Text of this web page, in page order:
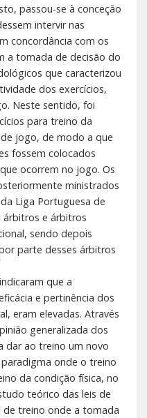
passou-se à conceção
intervir nas
concordância com os
a tomada de decisão do
que caracterizou
dos exercícios,
Neste sentido, foi
para treino da
jogo, de modo a que
fossem colocados
ocorrem no jogo. Os
ministrados
Liga Portuguesa de
árbitros e árbitros
sendo depois
parte desses árbitros
que a
e pertinência dos
eram elevadas. Através
generalizada dos
dar ao treino um novo
onde o treino
da condição física, no
teórico das leis de
treino onde a tomada